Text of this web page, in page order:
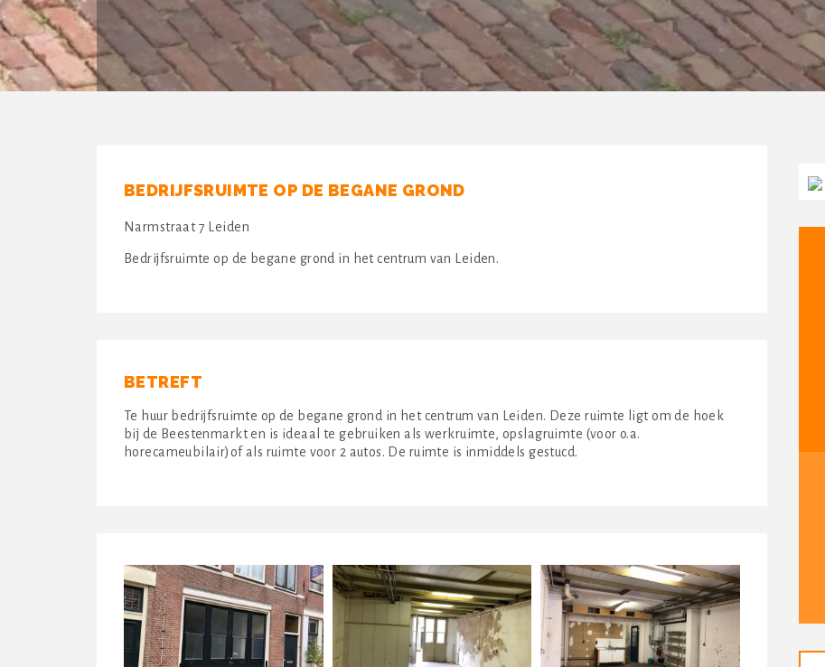
BEDRIJFSRUIMTE OP DE BEGANE GROND
Narmstraat 7 Leiden
Bedrijfsruimte op de begane grond in het centrum van Leiden.
BETREFT
Te huur bedrijfsruimte op de begane grond in het centrum van Leiden. Deze ruimte ligt om de hoek
bij de Beestenmarkt en is ideaal te gebruiken als werkruimte, opslagruimte (voor o.a.
horecameubilair)of als ruimte voor 2 autos. De ruimte is inmiddels gestucd.